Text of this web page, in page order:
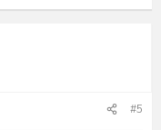
#5